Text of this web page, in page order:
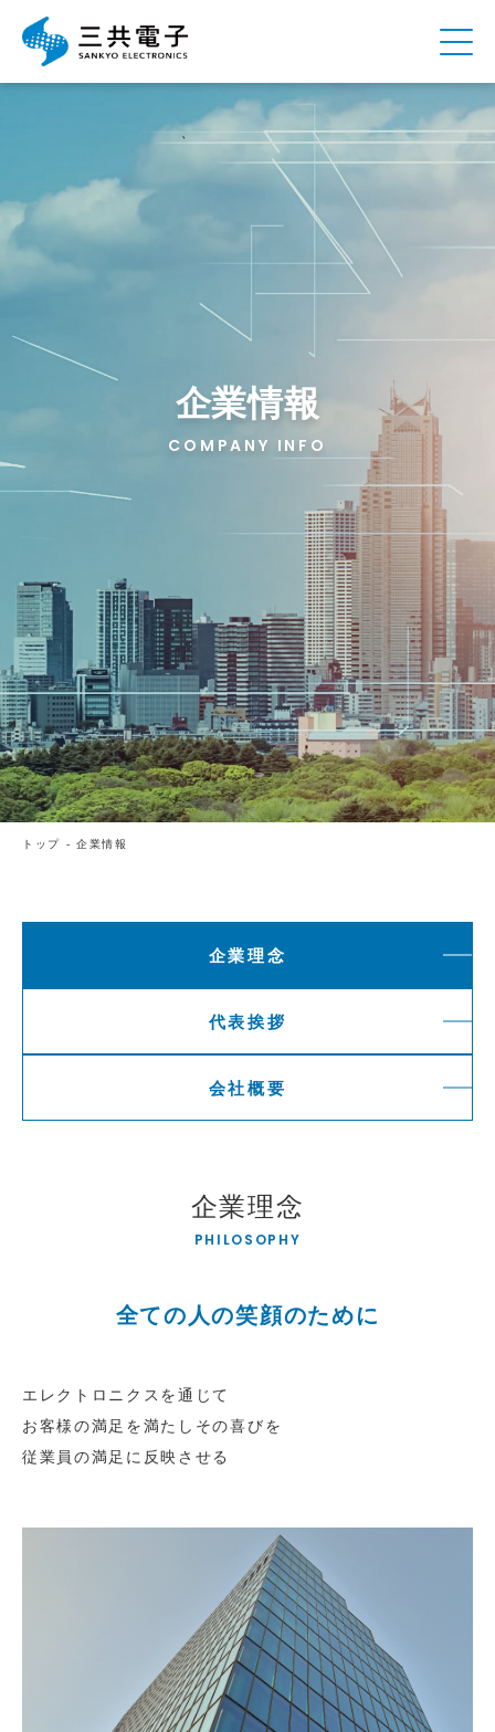
企業情報
COMPANY INFO
トップ -企業情報
企業理念
代表挨拶
会社概要
企業理念
PHILOSOPHY
全ての人の笑顔のために
エレクトロニクスを通じて
お客様の満足を満たしその喜びを
従業員の満足に反映させる